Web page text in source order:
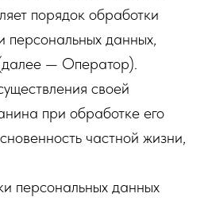
порядок обработки
персональных данных,
— Оператор).
своей
при обработке его
частной жизни,
персональных данных